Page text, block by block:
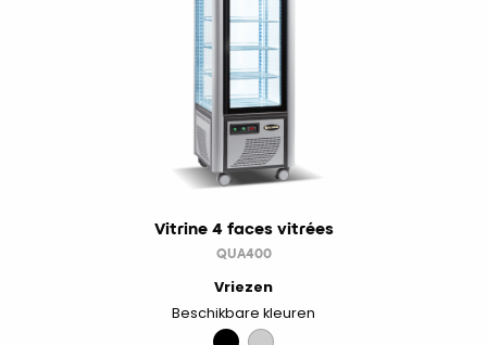
Vitrine 4 faces vitrées
QUA400
Vriezen
Beschikbare kleuren